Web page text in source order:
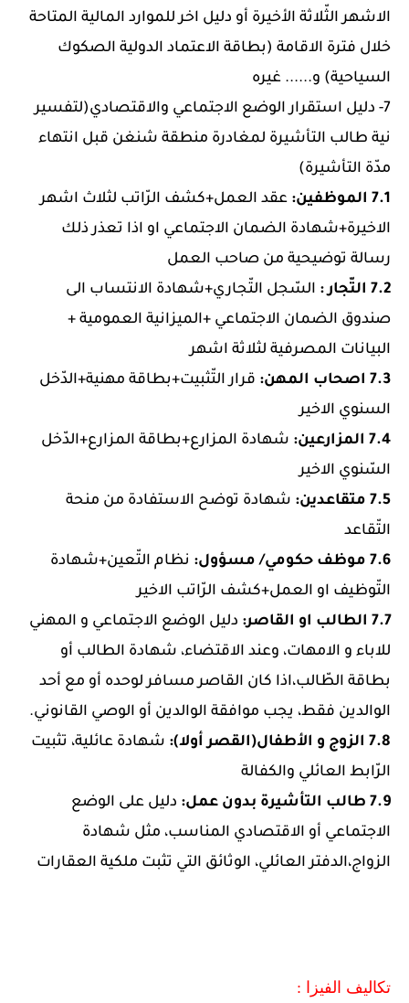
الاشهر الثّلاثة الأخيرة أو دليل اخر للموارد المالية المتاحة
خلال فترة الاقامة (بطاقة الاعتماد الدولية الصكوك
السياحية) و...... غيره
7- دليل استقرار الوضع الاجتماعي والاقتصادي(لتفسير
نية طالب التأشيرة لمغادرة منطقة شنغن قبل انتهاء
مدّة التأشيرة)
7.1 الموظفين:
عقد العمل+كشف الرّاتب لثلاث اشهر
الاخيرة+شهادة الضمان الاجتماعي او اذا تعذر ذلك
رسالة توضيحية من صاحب العمل
7.2 التّجار :
السّجل التّجاري+شهادة الانتساب الى
صندوق الضمان الاجتماعي +الميزانية العمومية +
البيانات المصرفية لثلاثة اشهر
7.3 اصحاب المهن:
قرار التّثبيت+بطاقة مهنية+الدّخل
السنوي الاخير
7.4 المزارعين:
شهادة المزارع+بطاقة المزارع+الدّخل
السّنوي الاخير
7.5 متقاعدين:
شهادة توضح الاستفادة من منحة
التّقاعد
7.6 موظف حكومي/ مسؤول:
نظام التّعين+شهادة
التّوظيف او العمل+كشف الرّاتب الاخير
7.7 الطالب او القاصر:
دليل الوضع الاجتماعي و المهني
للاباء و الامهات، وعند الاقتضاء، شهادة الطالب أو
بطاقة الطّالب،اذا كان القاصر مسافر لوحده أو مع أحد
الوالدين فقط، يجب موافقة الوالدين أو الوصي القانوني.
7.8 الزوج و الأطفال(القصر أولا):
شهادة عائلية، تثبيت
الرّابط العائلي والكفالة
7.9 طالب التأشيرة بدون عمل:
دليل على الوضع
الاجتماعي أو الاقتصادي المناسب، مثل شهادة
الزواج،الدفتر العائلي، الوثائق التي تثبت ملكية العقارات
تكاليف الفيزا :